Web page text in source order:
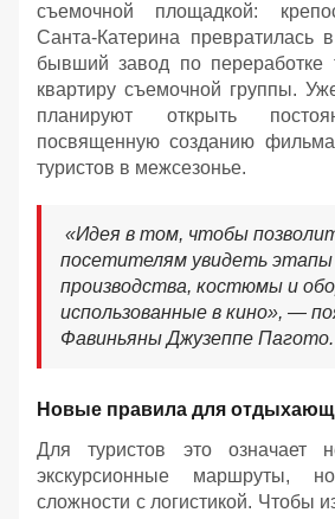
съемочной площадкой:
Санта-Катерина превратилась
бывший завод по
квартиру съемочной группы.
планируют открыть
посвященную созданию
туристов в межсезонье.
«Идея в том, чтобы
посетителям увидеть этапы
производства, костюмы и
использованные в кино», —
Фавиньяны Джузеппе Пагото.
Новые правила для
Для туристов это означает
экскурсионные маршруты,
сложности с логистикой. Чтобы